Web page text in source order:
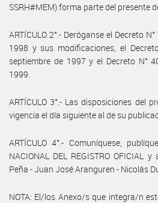
SSRH#MEM) forma parte del presente
ARTÍCULO 2°.- Deróganse el Decreto
1998 y sus modificaciones, el
septiembre de 1997 y el Decreto N°
1999.
ARTÍCULO 3°.- Las disposiciones del
vigencia el día siguiente al de su
ARTÍCULO 4°.- Comuníquese,
NACIONAL DEL REGISTRO OFICIAL
Peña - Juan José Aranguren - Nicolás
NOTA: El/los Anexo/s que integra/n